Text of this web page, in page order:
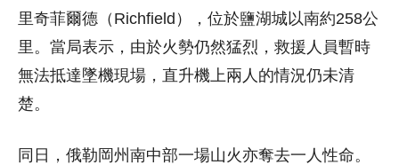
里奇菲爾德（Richfield），位於鹽湖城以南約258公
里。當局表示，由於火勢仍然猛烈，救援人員暫時
無法抵達墜機現場，直升機上兩人的情況仍未清
楚。
同日，俄勒岡州南中部一場山火亦奪去一人性命。